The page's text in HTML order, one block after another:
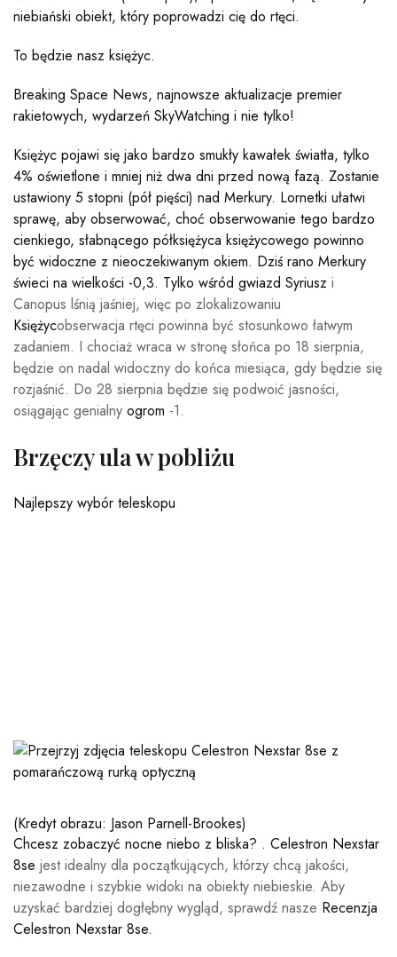
niebiański obiekt, który poprowadzi cię do rtęci.
To będzie nasz księżyc.
Breaking Space News, najnowsze aktualizacje premier
rakietowych, wydarzeń SkyWatching i nie tylko!
Księżyc pojawi się jako bardzo smukły kawałek światła, tylko
4% oświetlone i mniej niż dwa dni przed nową fazą. Zostanie
ustawiony 5 stopni (pół pięści) nad Merkury. Lornetki ułatwi
sprawę, aby obserwować, choć obserwowanie tego bardzo
cienkiego, słabnącego półksiężyca księżycowego powinno
być widoczne z nieoczekiwanym okiem. Dziś rano Merkury
świeci na wielkości -0,3. Tylko wśród gwiazd Syriusz i
Canopus lśnią jaśniej, więc po zlokalizowaniu
Księżycobserwacja rtęci powinna być stosunkowo łatwym
zadaniem. I chociaż wraca w stronę słońca po 18 sierpnia,
będzie on nadal widoczny do końca miesiąca, gdy będzie się
rozjaśnić. Do 28 sierpnia będzie się podwoić jasności,
osiągając genialny ogrom -1.
Brzęczy ula w pobliżu
Najlepszy wybór teleskopu
(Kredyt obrazu: Jason Parnell-Brookes)
Chcesz zobaczyć nocne niebo z bliska? . Celestron Nexstar
8se jest idealny dla początkujących, którzy chcą jakości,
niezawodne i szybkie widoki na obiekty niebieskie. Aby
uzyskać bardziej dogłębny wygląd, sprawdź nasze Recenzja
Celestron Nexstar 8se.